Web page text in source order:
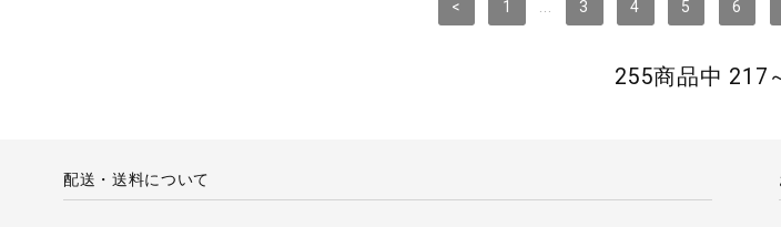
< 1 ... 3 4 5 6
255商品中 217
配送・送料について